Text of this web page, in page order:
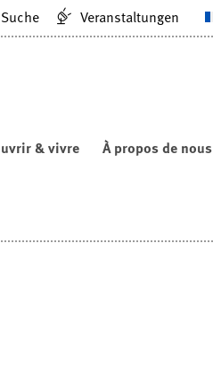
Suche Veranstaltungen
& vivre À propos de nous